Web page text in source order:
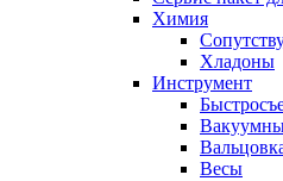
Химия
Хладоны
Инструмент
Весы